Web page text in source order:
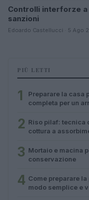
Controlli interforze
sanzioni
Edoardo Castellucci · 5 Ago
PIÙ LETTI
1
Preparare la casa
completa per un
2 Riso pilaf: tecnica
cottura a
3 Mortaio e macina
conservazione
4 Come preparare
modo semplice e